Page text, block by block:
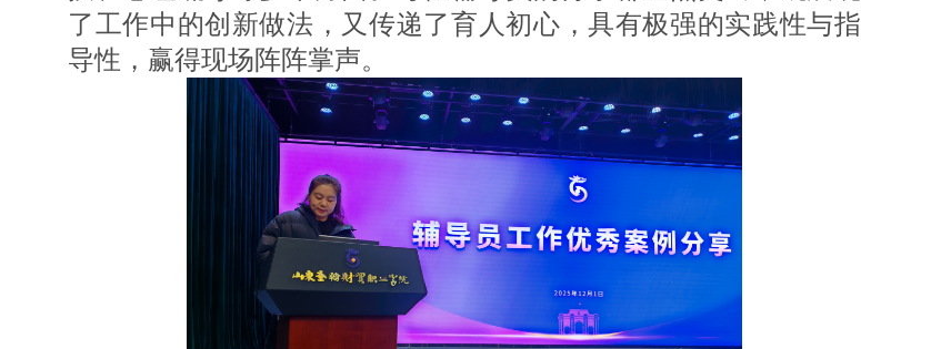
了工作中的创新做法，又传递了育人初心，具有极强的实践性与指
导性，赢得现场阵阵掌声。